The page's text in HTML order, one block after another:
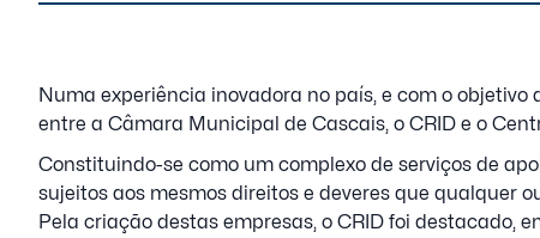
Numa experiência inovadora no país, e com o
entre a Câmara Municipal de Cascais, o CRID e o
Constituindo-se como um complexo de serviços de
sujeitos aos mesmos direitos e deveres que qualquer
Pela criação destas empresas, o CRID foi destacado,